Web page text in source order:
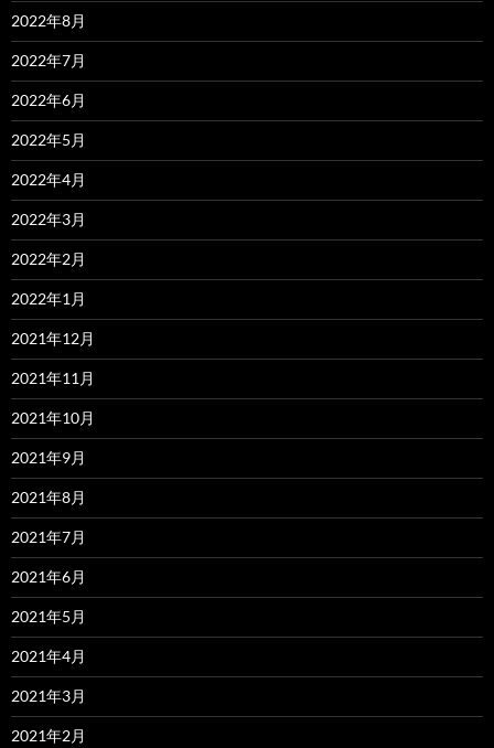
2022年8月
2022年7月
2022年6月
2022年5月
2022年4月
2022年3月
2022年2月
2022年1月
2021年12月
2021年11月
2021年10月
2021年9月
2021年8月
2021年7月
2021年6月
2021年5月
2021年4月
2021年3月
2021年2月